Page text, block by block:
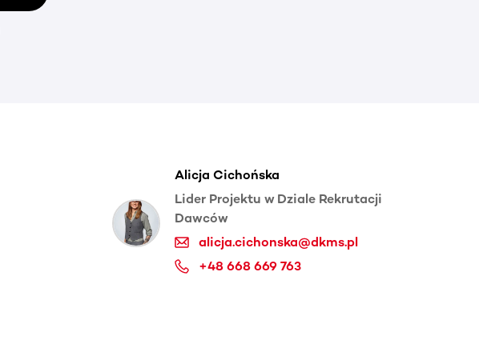
Alicja Cichońska
Lider Projektu w Dziale Rekrutacji
Dawców
alicja.cichonska@dkms.pl
+48 668 669 763